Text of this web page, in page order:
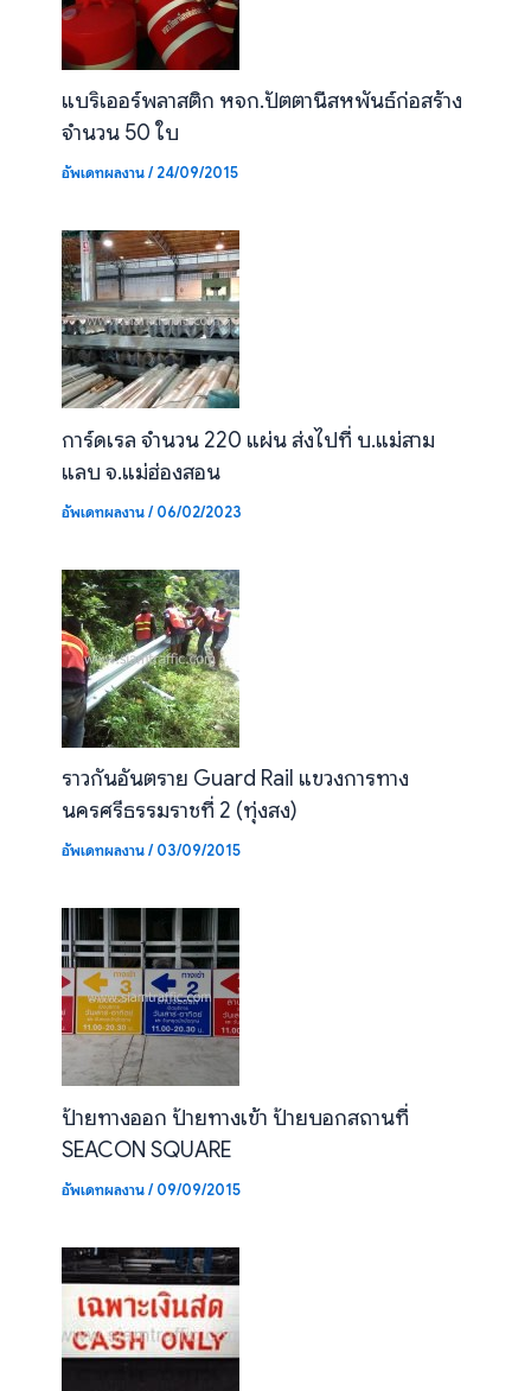
แบริเออร์พลาสติก หจก.ปัตตานีสหพันธ์ก่อสร้าง
จำนวน 50 ใบ
อัพเดทผลงาน/24/09/2015
การ์ดเรล จำนวน 220 แผ่น ส่งไปที่ บ.แม่สาม
แลบ จ.แม่ฮ่องสอน
อัพเดทผลงาน/06/02/2023
ราวกันอันตราย Guard Rail แขวงการทาง
นครศรีธรรมราชที่ 2 (ทุ่งสง)
อัพเดทผลงาน/03/09/2015
ป้ายทางออก ป้ายทางเข้า ป้ายบอกสถานที่
SEACON SQUARE
อัพเดทผลงาน/09/09/2015